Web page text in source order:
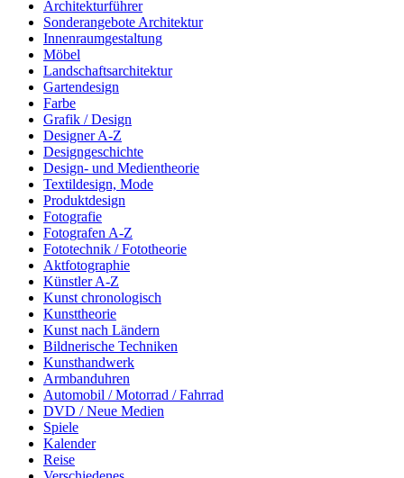
Architekturführer
Sonderangebote Architektur
Innenraumgestaltung
Möbel
Landschaftsarchitektur
Gartendesign
Farbe
Grafik / Design
Designer A-Z
Designgeschichte
Design- und Medientheorie
Textildesign, Mode
Produktdesign
Fotografie
Fotografen A-Z
Fototechnik / Fototheorie
Aktfotographie
Künstler A-Z
Kunst chronologisch
Kunsttheorie
Kunst nach Ländern
Bildnerische Techniken
Kunsthandwerk
Armbanduhren
Automobil / Motorrad / Fahrrad
DVD / Neue Medien
Spiele
Kalender
Reise